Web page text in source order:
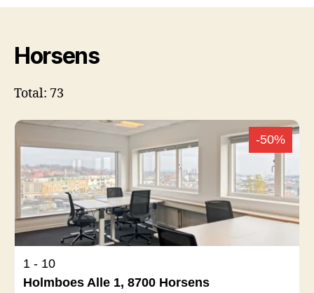
Horsens
Total: 73
-50%
1 - 10
Holmboes Alle 1, 8700 Horsens